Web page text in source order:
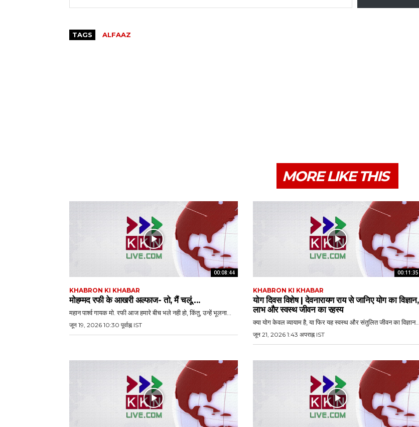
TAGS ALFAAZ
MORE LIKE THIS
00:08:44
KHABRON KI KHABAR
मोहम्मद रफी के आखरी अल्फाज- तो, मैं चलूं….
महान पार्श्व गायक मो. रफी आज हमारे बीच भले नही हो, किंतु, उन्हें भूलना...
जून 19, 2026 10:30 पूर्वाह्न IST
00:11:35
KHABRON KI KHABAR
योग दिवस विशेष | देवनारायण राय से जानिए योग का विज्ञान,
लाभ और स्वस्थ जीवन का रहस्य
क्या योग केवल व्यायाम है, या फिर यह स्वस्थ और संतुलित जीवन का विज्ञान...
जून 21, 2026 1:43 अपराह्न IST